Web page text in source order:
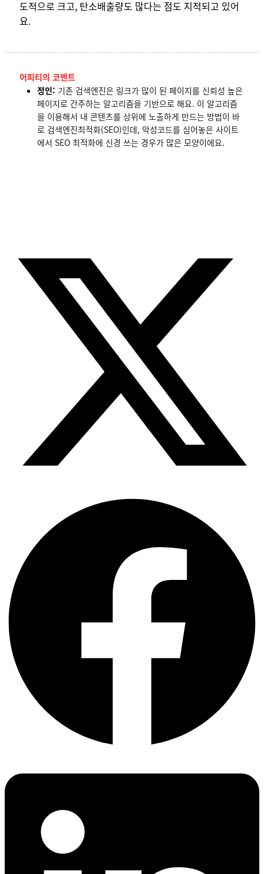
도적으로 크고, 탄소배출량도 많다는 점도 지적되고 있어
요.
어피티의 코멘트
정인: 기존 검색엔진은 링크가 많이 된 페이지를 신뢰성 높은
페이지로 간주하는 알고리즘을 기반으로 해요. 이 알고리즘
을 이용해서 내 콘텐츠를 상위에 노출하게 만드는 방법이 바
로 검색엔진최적화(SEO)인데, 악성코드를 심어놓은 사이트
에서 SEO 최적화에 신경 쓰는 경우가 많은 모양이에요.